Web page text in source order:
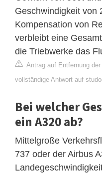
Geschwindigkeit von
Kompensation von
verbleibt eine
die Triebwerke das
Antrag auf Entfernung
vollständige Antwort auf
Bei welcher
ein A320 ab?
Mittelgroße
737 oder der Airbus